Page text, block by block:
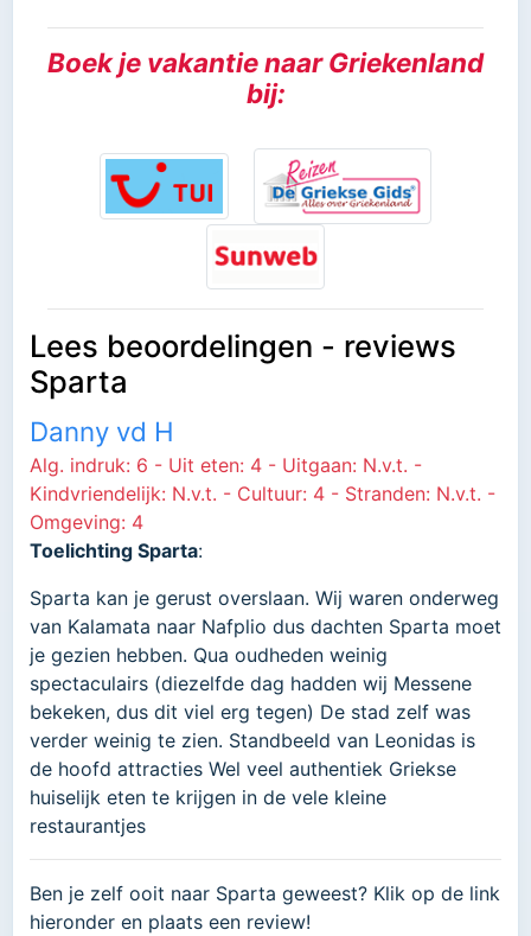
Boek je vakantie naar Griekenland
bij:
Lees beoordelingen - reviews
Sparta
Danny vd H
Alg. indruk: 6 - Uit eten: 4 - Uitgaan: N.v.t. -
Kindvriendelijk: N.v.t. - Cultuur: 4 - Stranden: N.v.t. -
Omgeving: 4
Toelichting Sparta:
Sparta kan je gerust overslaan. Wij waren onderweg
van Kalamata naar Nafplio dus dachten Sparta moet
je gezien hebben. Qua oudheden weinig
spectaculairs (diezelfde dag hadden wij Messene
bekeken, dus dit viel erg tegen) De stad zelf was
verder weinig te zien. Standbeeld van Leonidas is
de hoofd attracties Wel veel authentiek Griekse
huiselijk eten te krijgen in de vele kleine
restaurantjes
Ben je zelf ooit naar Sparta geweest? Klik op de link
hieronder en plaats een review!